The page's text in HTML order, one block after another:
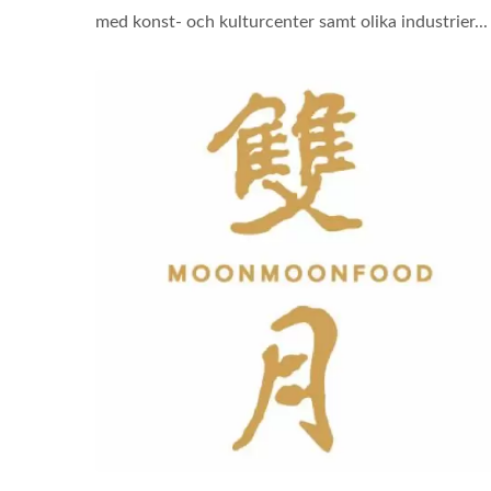
med konst- och kulturcenter samt olika industrier...